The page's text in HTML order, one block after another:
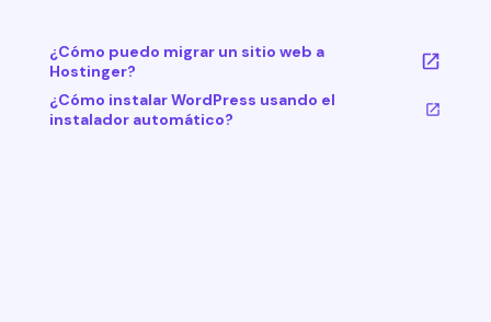
¿Cómo puedo migrar un sitio web a
Hostinger?
¿Cómo instalar WordPress usando el
instalador automático?